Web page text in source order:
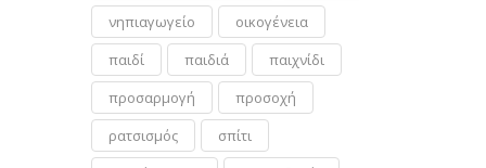
νηπιαγωγείο
οικογένεια
παιδί
παιδιά
παιχνίδι
προσαρμογή
προσοχή
ρατσισμός
σπίτι